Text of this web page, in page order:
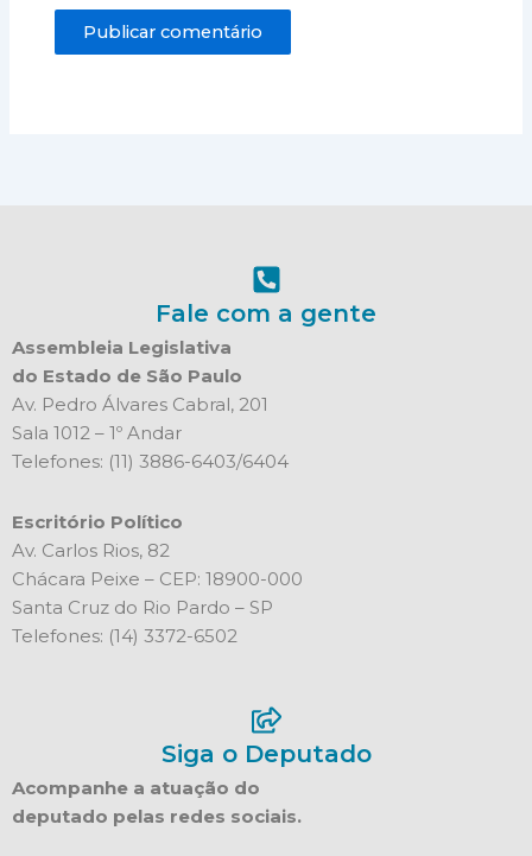
Fale com a gente
Assembleia Legislativa
do Estado de São Paulo
Av. Pedro Álvares Cabral, 201
Sala 1012 – 1º Andar
Telefones: (11) 3886-6403/6404
Escritório Político
Av. Carlos Rios, 82
Chácara Peixe – CEP: 18900-000
Santa Cruz do Rio Pardo – SP
Telefones: (14) 3372-6502
Siga o Deputado
Acompanhe a atuação do
deputado pelas redes sociais.